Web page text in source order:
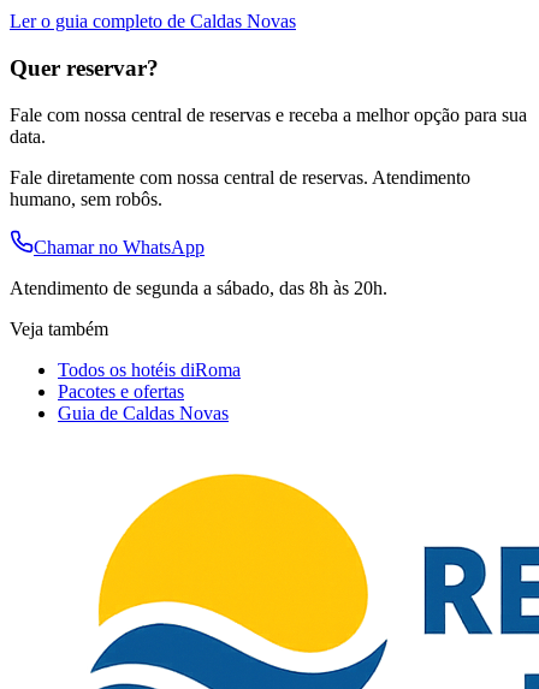
Ler o guia completo de Caldas Novas
Quer reservar?
Fale com nossa central de reservas e receba a melhor opção para sua
data.
Fale diretamente com nossa central de reservas. Atendimento
humano, sem robôs.
Chamar no WhatsApp
Atendimento de segunda a sábado, das 8h às 20h.
Veja também
Todos os hotéis diRoma
Pacotes e ofertas
Guia de Caldas Novas